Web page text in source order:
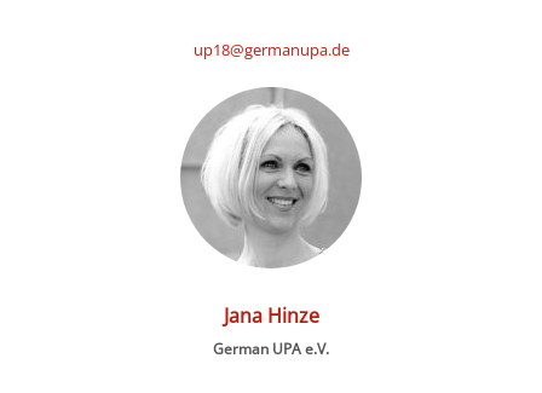
up18@germanupa.de
Jana Hinze
German UPA e.V.